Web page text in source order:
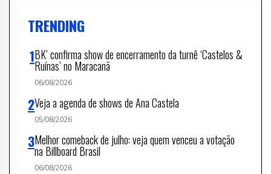
TRENDING
BK’ confirma show de encerramento da turnê ‘Castelos &
Ruínas’ no Maracanã
06/08/2026
Veja a agenda de shows de Ana Castela
05/08/2026
Melhor comeback de julho: veja quem venceu a votação
na Billboard Brasil
06/08/2026